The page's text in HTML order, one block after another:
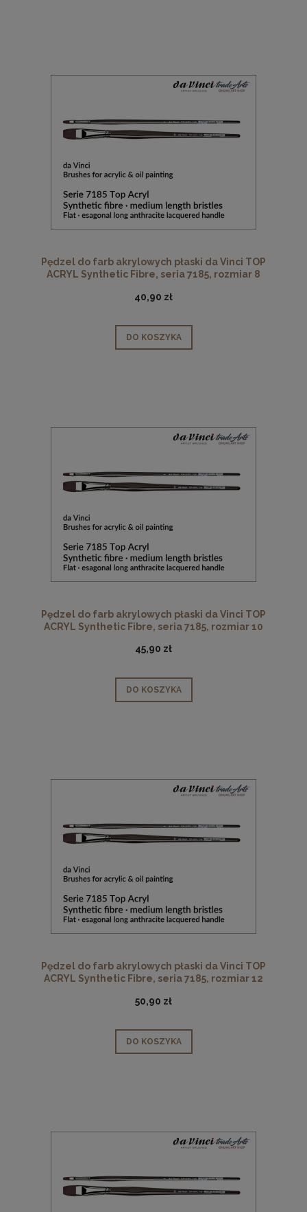
Pędzel do farb akrylowych płaski da Vinci TOP
ACRYL Synthetic Fibre, seria 7185, rozmiar 8
40,90 zł
DO KOSZYKA
Pędzel do farb akrylowych płaski da Vinci TOP
ACRYL Synthetic Fibre, seria 7185, rozmiar 10
45,90 zł
DO KOSZYKA
Pędzel do farb akrylowych płaski da Vinci TOP
ACRYL Synthetic Fibre, seria 7185, rozmiar 12
50,90 zł
DO KOSZYKA